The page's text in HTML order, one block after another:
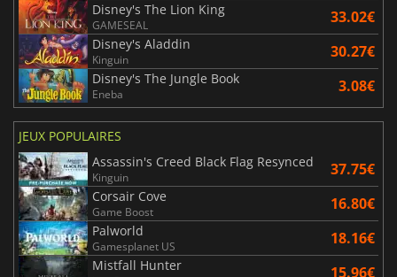
Disney's The Lion King
GAMESEAL 33.02€
Disney's Aladdin
Kinguin 30.27€
Disney's The Jungle Book
Eneba 3.08€
JEUX POPULAIRES
Assassin's Creed Black Flag Resynced
Kinguin 37.75€
Corsair Cove
Game Boost 16.80€
Palworld
Gamesplanet US 18.16€
Mistfall Hunter 15.96€